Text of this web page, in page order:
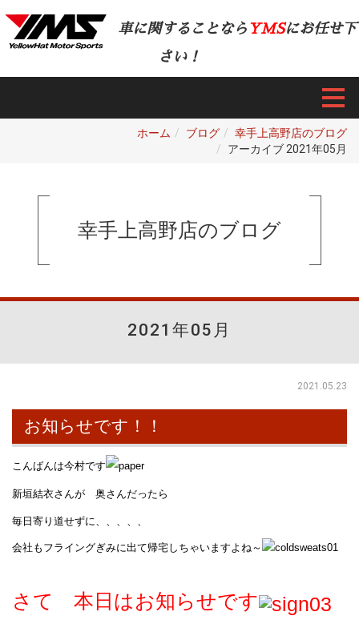
車に関することなら YMSにお任せ下
さい！
ホーム ブログ
幸手上高野店のブログ
アーカイブ 2021年05月
幸手上高野店のブログ
2021年05月
2021.05.23
お知らせです！！
こんばんは今村です
新垣結衣さんが 奥さんだったら
毎日寄り道せずに、、、、、
会社もフライングぎみに出て帰宅しちゃいますよね～
さて 本日はお知らせです